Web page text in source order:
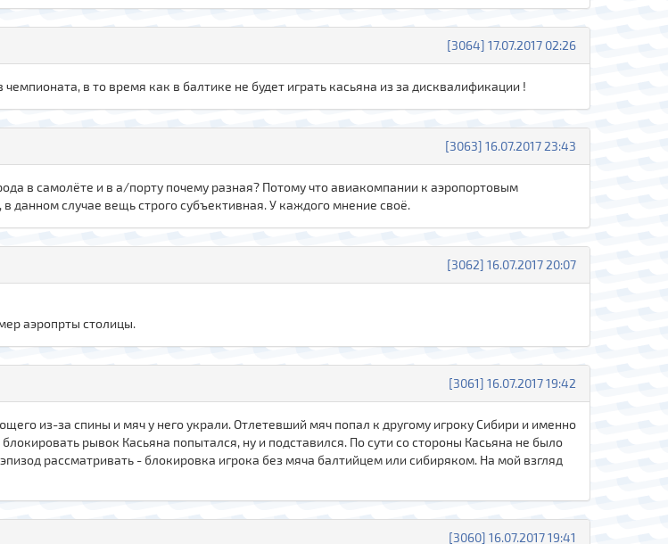
[3064] 17.07.2017 02:26
в то время как в балтике не будет играть касьяна из за дисквалификации !
[3063] 16.07.2017 23:43
в самолёте и в а/порту почему разная? Потому что авиакомпании к аэропортовым
данном случае вещь строго субъективная. У каждого мнение своё.
[3062] 16.07.2017 20:07
аэропрты столицы.
[3061] 16.07.2017 19:42
из-за спины и мяч у него украли. Отлетевший мяч попал к другому игроку Сибири и именно
рывок Касьяна попытался, ну и подставился. По сути со стороны Касьяна не было
рассматривать - блокировка игрока без мяча балтийцем или сибиряком. На мой взгляд
[3060] 16.07.2017 19:41